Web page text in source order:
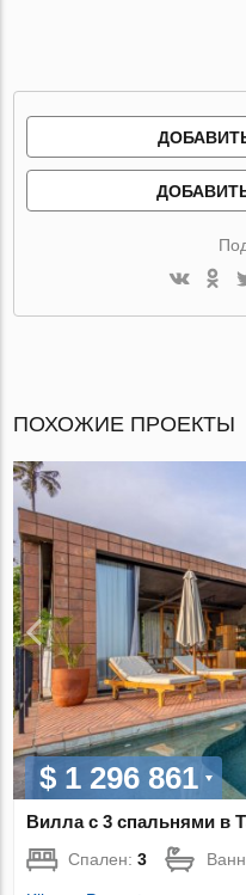
ПОХОЖИЕ ПРОЕКТЫ
$ 1 296 861
Вилла с 3 спальнями в
Спален:3